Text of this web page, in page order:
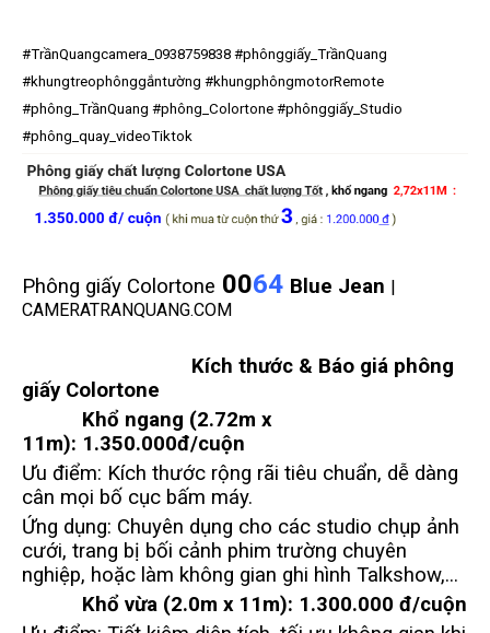
#TrầnQuangcamera_0938759838 #phônggiấy_TrầnQuang
#khungtreophônggắntường #khungphôngmotorRemote
#phông_TrầnQuang #phông_Colortone #phônggiấy_Studio
#phông_quay_videoTiktok
Phông giấy Colortone 0064 Blue Jean
CAMERATRANQUANG.COM
Kích thước & Báo giá phông
giấy Colortone
Khổ ngang (2.72m x
11m): 1.350.000đ/cuộn
Ưu điểm: Kích thước rộng rãi tiêu chuẩn, dễ dàng
cân mọi bố cục bấm máy.
Ứng dụng: Chuyên dụng cho các studio chụp ảnh
cưới, trang bị bối cảnh phim trường chuyên
nghiệp, hoặc làm không gian ghi hình Talkshow,...
Khổ vừa (2.0m x 11m): 1.300.000 đ/cuộn